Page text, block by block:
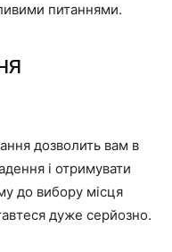
питаннями.
дозволить вам в
і отримувати
до вибору місця
дуже серйозно.